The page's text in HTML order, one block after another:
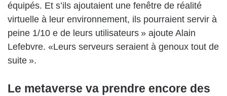
équipés. Et s’ils ajoutaient une fenêtre de réalité
virtuelle à leur environnement, ils pourraient servir à
peine 1/10 e de leurs utilisateurs » ajoute Alain
Lefebvre. «Leurs serveurs seraient à genoux tout de
suite ».
Le metaverse va prendre encore des